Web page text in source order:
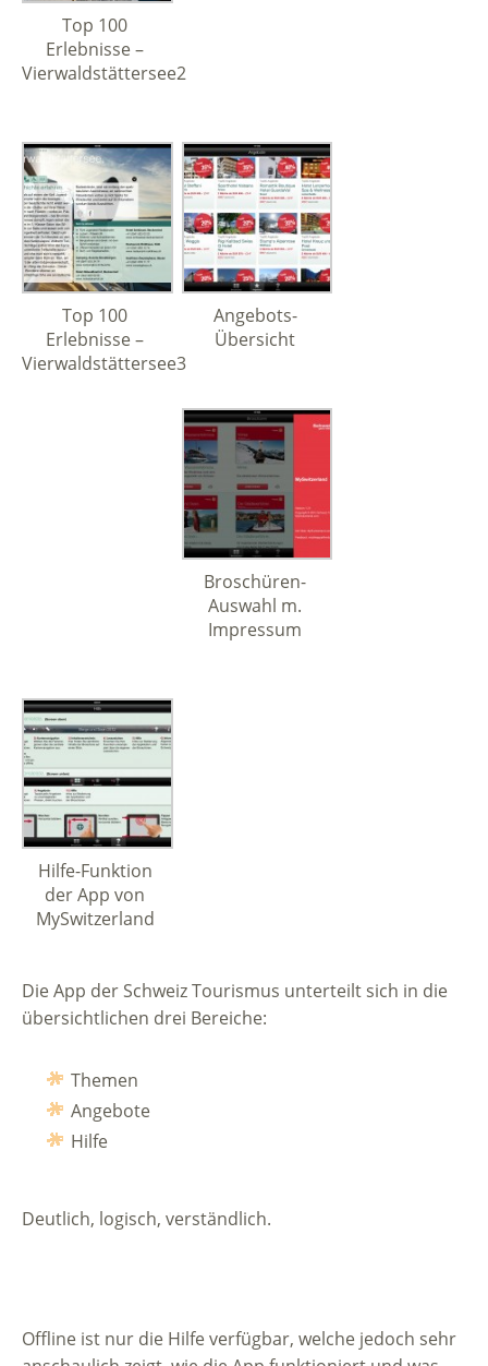
Top 100
Erlebnisse –
Vierwaldstättersee2
Top 100
Erlebnisse –
Vierwaldstättersee3
Angebots-
Übersicht
Broschüren-
Auswahl m.
Impressum
Hilfe-Funktion
der App von
MySwitzerland
Die App der Schweiz Tourismus unterteilt sich in die
übersichtlichen drei Bereiche:
Themen
Angebote
Hilfe
Deutlich, logisch, verständlich.
Offline ist nur die Hilfe verfügbar, welche jedoch sehr